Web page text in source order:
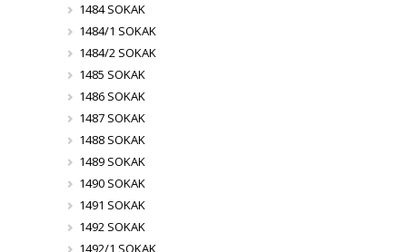
1484 SOKAK
1484/1 SOKAK
1484/2 SOKAK
1485 SOKAK
1486 SOKAK
1487 SOKAK
1488 SOKAK
1489 SOKAK
1490 SOKAK
1491 SOKAK
1492 SOKAK
1492/1 SOKAK